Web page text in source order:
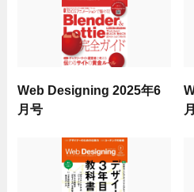
Web Designing 2025年6
月号